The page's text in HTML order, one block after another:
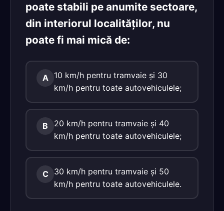
poate stabili pe anumite sectoare,
din interiorul localităţilor, nu
poate fi mai mică de:
A
10 km/h pentru tramvaie şi 30
km/h pentru toate autovehiculele;
B
20 km/h pentru tramvaie şi 40
km/h pentru toate autovehiculele;
C
30 km/h pentru tramvaie şi 50
km/h pentru toate autovehiculele.